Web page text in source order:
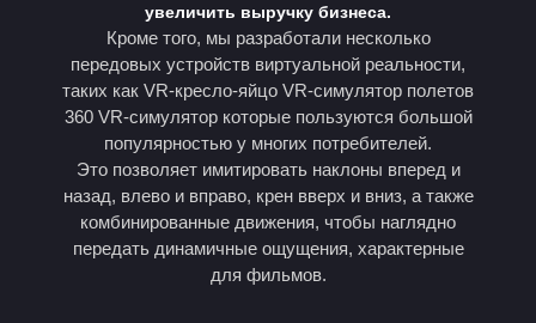
увеличить выручку бизнеса.
Кроме того, мы разработали несколько
передовых устройств виртуальной реальности,
таких как VR-кресло-яйцо VR-симулятор полетов
360 VR-симуляторкоторые пользуются большой
популярностью у многих потребителей.
Это позволяет имитировать наклоны вперед и
назад, влево и вправо, крен вверх и вниз, а также
комбинированные движения, чтобы наглядно
передать динамичные ощущения, характерные
для фильмов.